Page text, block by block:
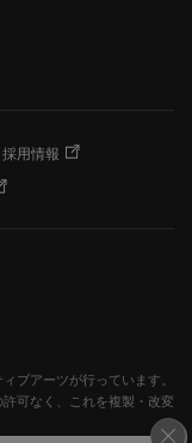
採用情報
ブアーツが行っています。
可なく、これを複製・改変